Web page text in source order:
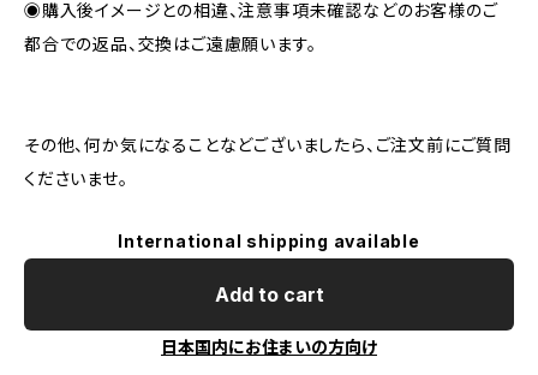
◉購入後イメージとの相違、注意事項未確認などのお客様のご
都合での返品、交換はご遠慮願います。
その他、何か気になることなどございましたら、ご注文前にご質問
くださいませ。
International shipping available
Add to cart
日本国内にお住まいの方向け